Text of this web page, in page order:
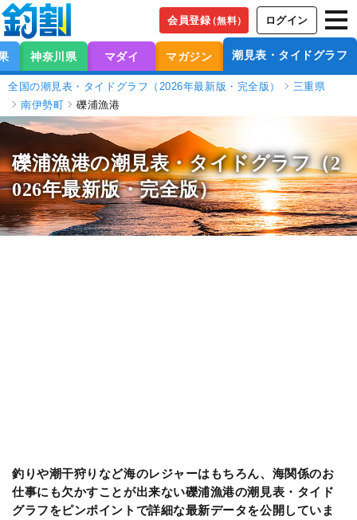
会員登録（無料） ログイン
神奈川県 マダイ マガジン 潮見表・タイドグラフ
全国の潮見表・タイドグラフ（2026年最新版・完全版）
三重県
南伊勢町
礫浦漁港
礫浦漁港の潮見表・タイドグラフ（2
026年最新版・完全版）
釣りや潮干狩りなど海のレジャーはもちろん、海関係のお
仕事にも欠かすことが出来ない礫浦漁港の潮見表・タイド
グラフをピンポイントで詳細な最新データを公開していま